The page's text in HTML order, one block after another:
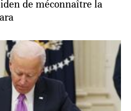
de méconnaître la